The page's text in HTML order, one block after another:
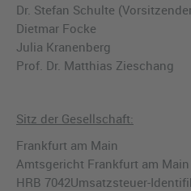
Dr. Stefan Schulte
Dietmar Focke
Julia Kranenberg
Prof. Dr. Matthias Zieschang
Sitz der Gesellschaft:
Frankfurt am Main
Amtsgericht Frankfurt am Main
HRB 7042Umsatzsteuer-